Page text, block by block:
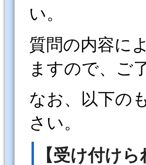
い。
質問の内容に
ますので、ご
なお、以下の
さい。
【受け付け